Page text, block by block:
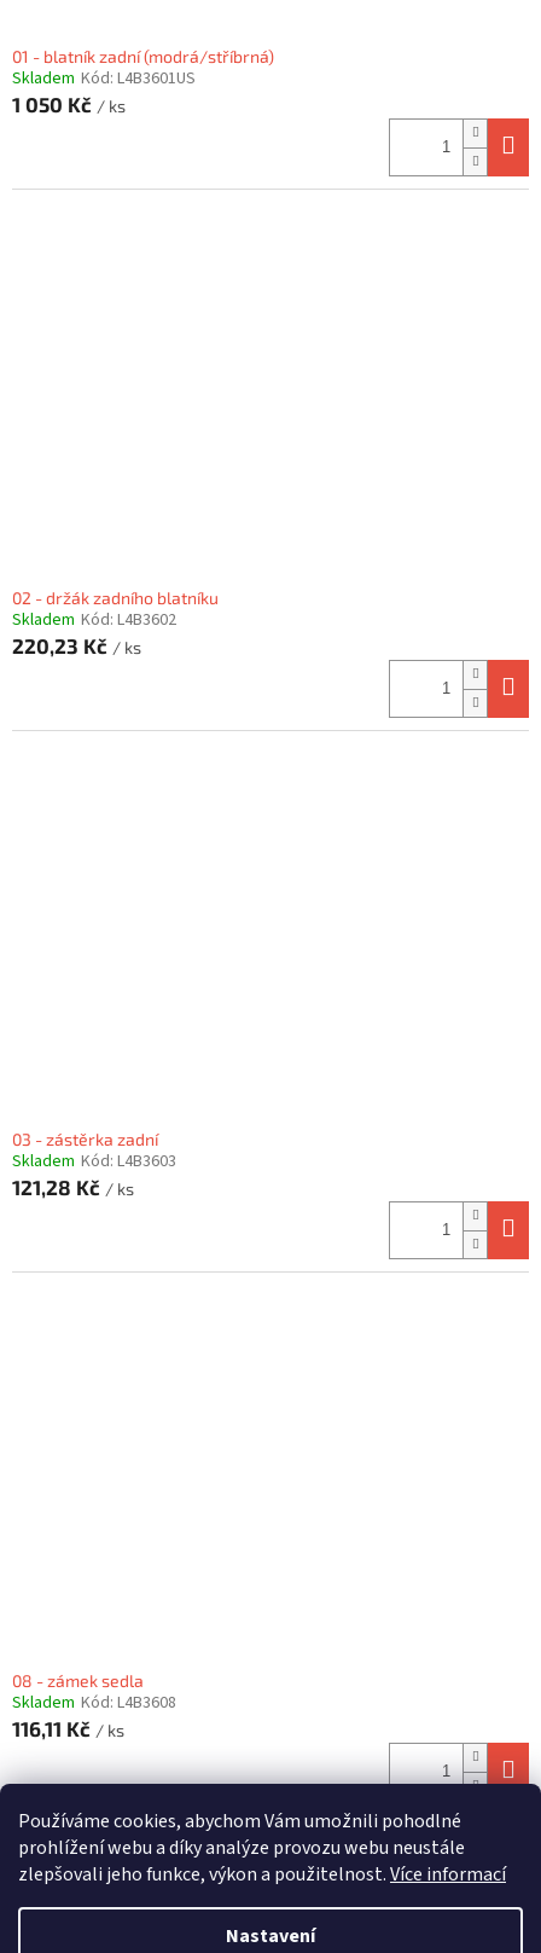
Používáme cookies, abychom Vám umožnili pohodlné
prohlížení webu a díky analýze provozu webu neustále
zlepšovali jeho funkce, výkon a použitelnost.Více informací
Nastavení
01 - blatník zadní (modrá/stříbrná)
Skladem Kód: L4B3601US
1 050 Kč / ks
02 - držák zadního blatníku
Skladem Kód: L4B3602
220,23 Kč / ks
03 - zástěrka zadní
Skladem Kód: L4B3603
121,28 Kč / ks
08 - zámek sedla
Skladem Kód: L4B3608
116,11 Kč / ks
O
v
l
á
d
12položek celkem
Vytvořil Shoptet